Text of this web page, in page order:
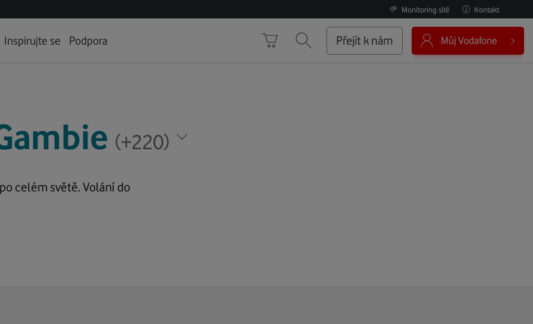
Kontakt
Monitoring sítě
Inspirujte se Podpora Košík VyhledáváníPřejít k nám Můj Vodafone
(+220)
celém světě. Volání do